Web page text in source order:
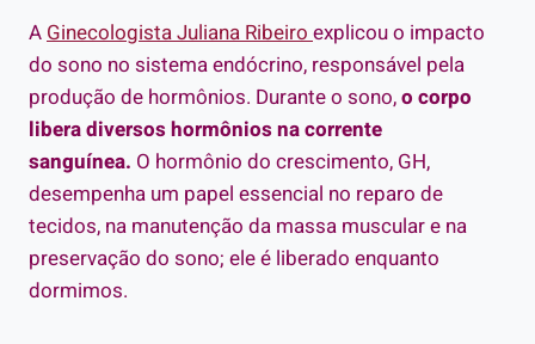
A Ginecologista Juliana Ribeiro explicou o impacto
do sono no sistema endócrino, responsável pela
produção de hormônios. Durante o sono,o corpo
libera diversos hormônios na corrente
sanguínea. O hormônio do crescimento, GH,
desempenha um papel essencial no reparo de
tecidos, na manutenção da massa muscular e na
preservação do sono; ele é liberado enquanto
dormimos.